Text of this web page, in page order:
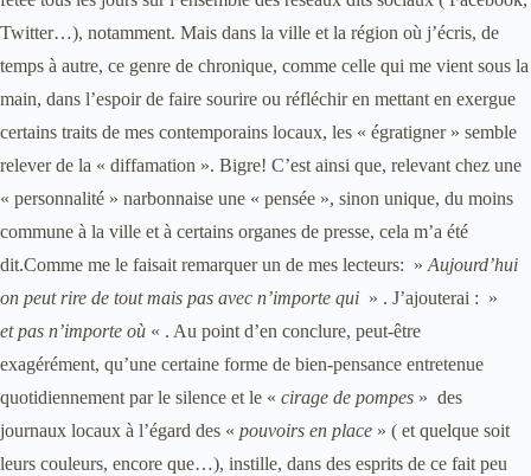
Twitter…), notamment. Mais dans la ville et la région où j’écris, de
temps à autre, ce genre de chronique, comme celle qui me vient sous la
main, dans l’espoir de faire sourire ou réfléchir en mettant en exergue
certains traits de mes contemporains locaux, les « égratigner » semble
relever de la « diffamation ». Bigre! C’est ainsi que, relevant chez une
« personnalité » narbonnaise une « pensée », sinon unique, du moins
commune à la ville et à certains organes de presse, cela m’a été
dit.Comme me le faisait remarquer un de mes lecteurs: » Aujourd’hui
on peut rire de tout mais pas avec n’importe qui » . J’ajouterai : »
et pas n’importe où « . Au point d’en conclure, peut-être
exagérément, qu’une certaine forme de bien-pensance entretenue
quotidiennement par le silence et le « cirage de pompes » des
journaux locaux à l’égard des « pouvoirs en place » ( et quelque soit
leurs couleurs, encore que…), instille, dans des esprits de ce fait peu